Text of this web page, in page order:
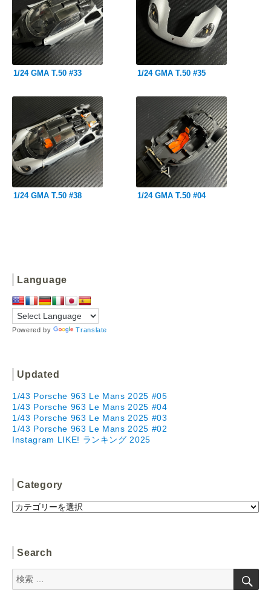
s
t
1/24 GMA T.50 #33 1/24 GMA T.50 #35
1/24 GMA T.50 #38 1/24 GMA T.50 #04
Language
Powered by Translate
Updated
1/43 Porsche 963 Le Mans 2025 #05
1/43 Porsche 963 Le Mans 2025 #04
1/43 Porsche 963 Le Mans 2025 #03
1/43 Porsche 963 Le Mans 2025 #02
Instagram LIKE! ランキング 2025
Category
Category
Search
検
索:
検